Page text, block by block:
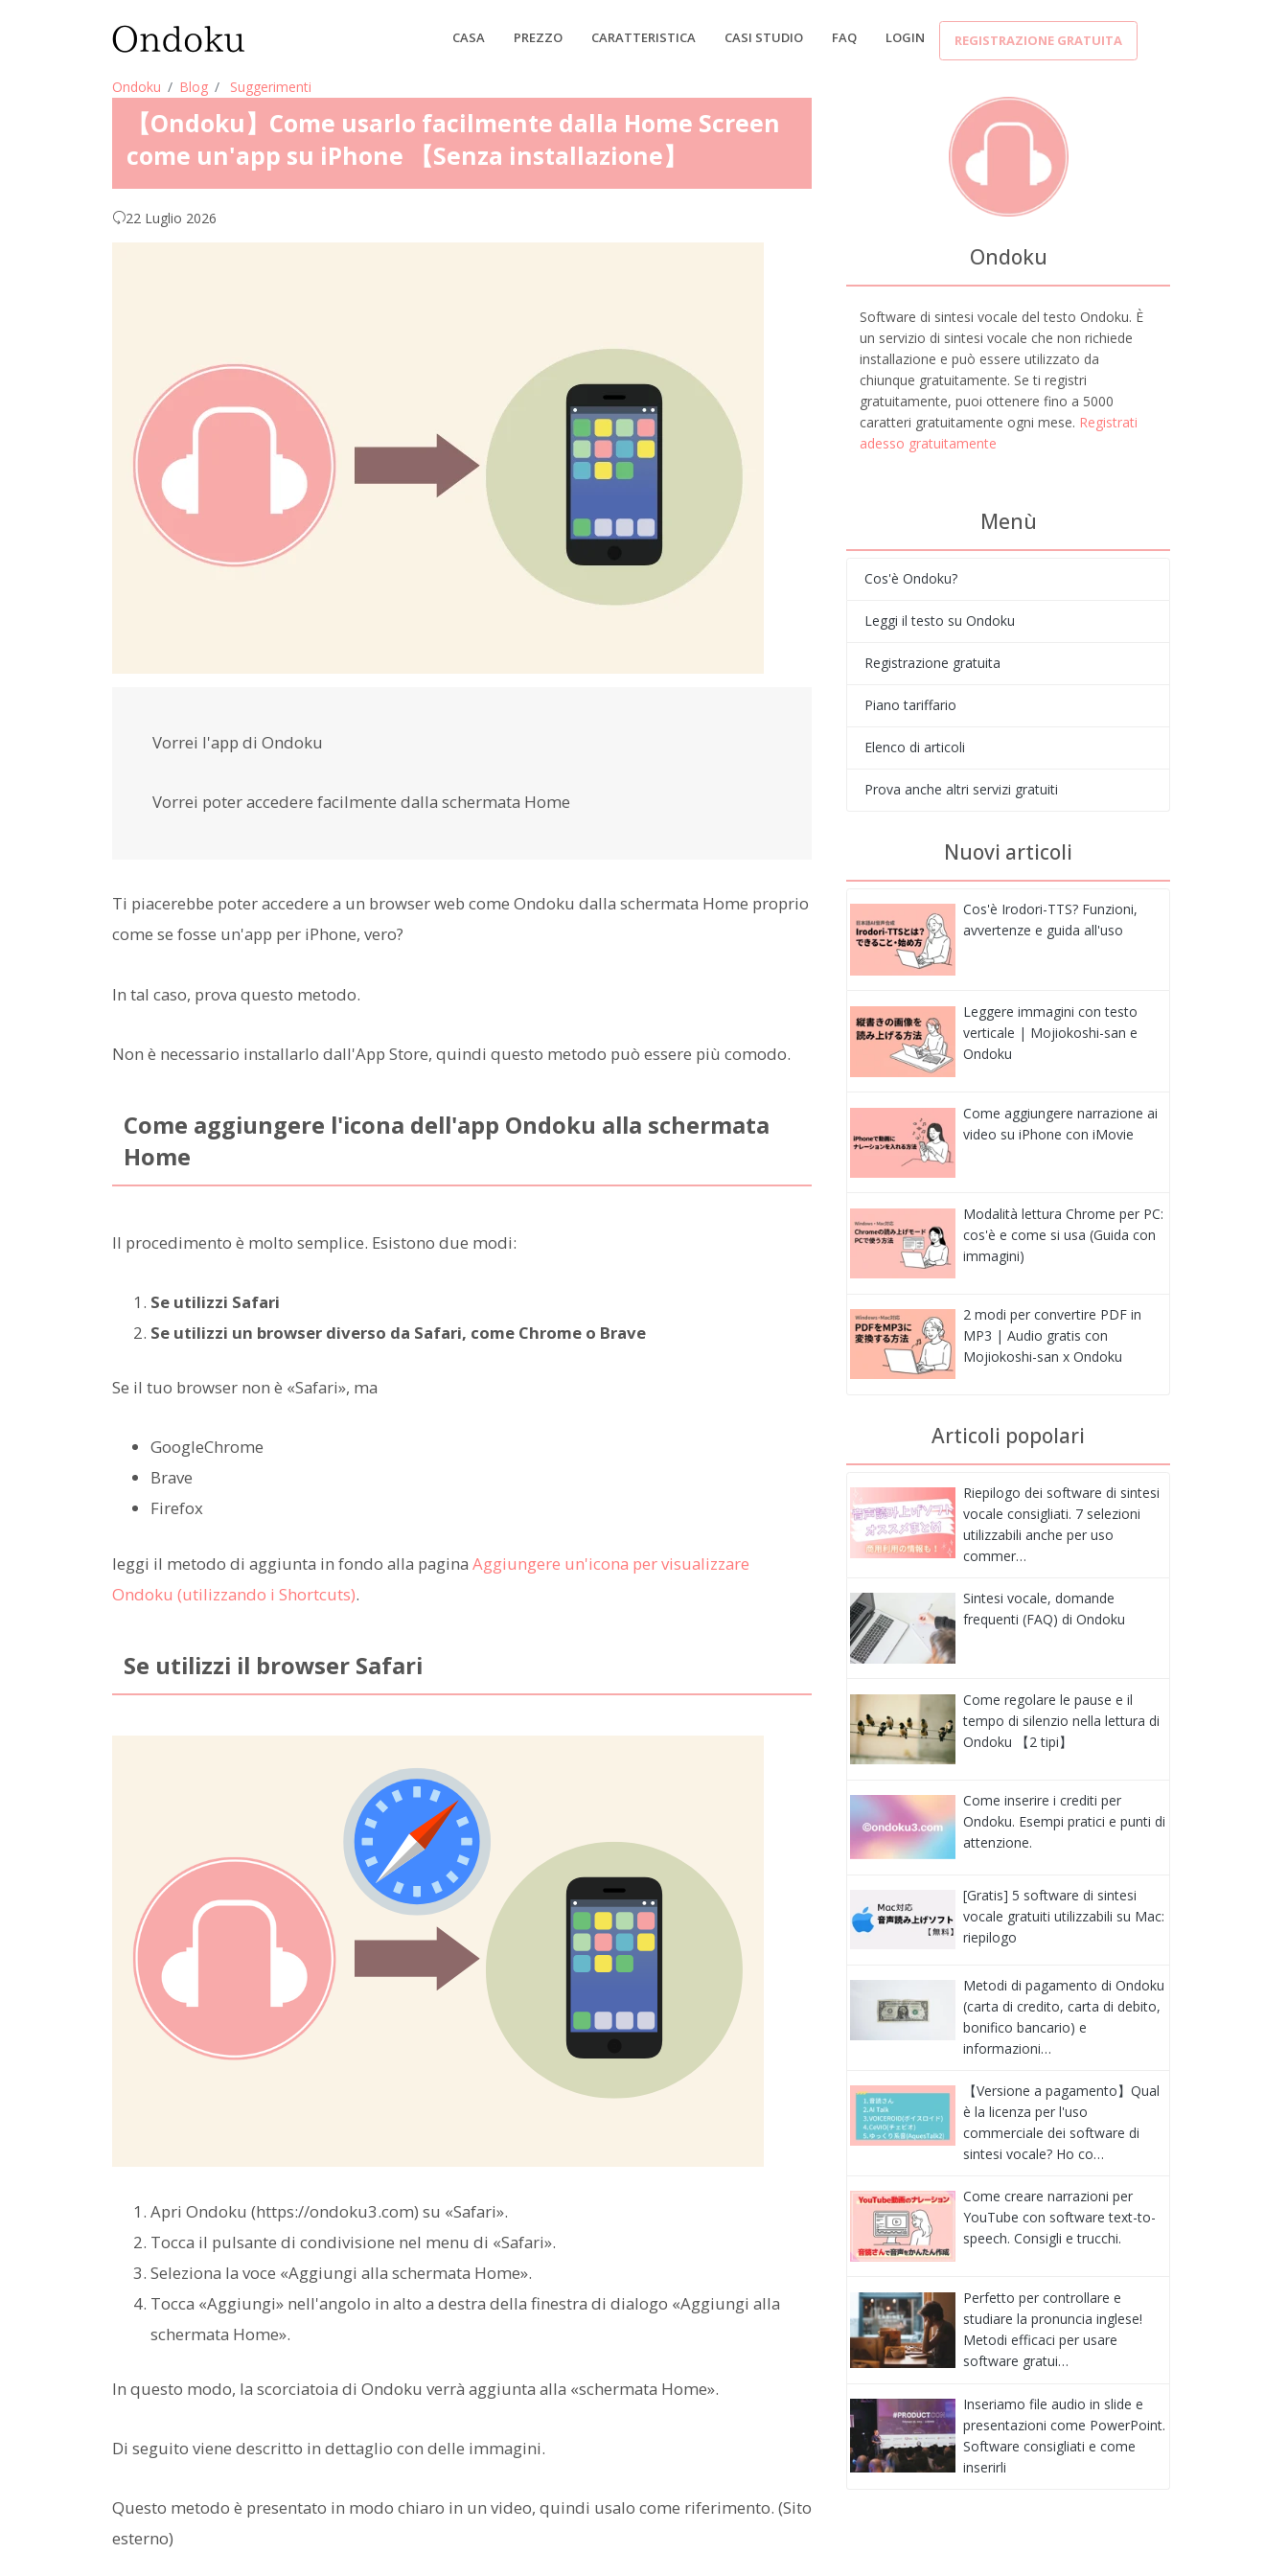
CASA PREZZO CARATTERISTICA CASI STUDIO FAQ LOGIN REGISTRAZIONE GRATUITA
Ondoku Blog Suggerimenti
【Ondoku】Come usarlo facilmente dalla Home Screen
come un'app su iPhone 【Senza installazione】
22 Luglio 2026
Vorrei l'app di Ondoku
Vorrei poter accedere facilmente dalla schermata Home
Ti piacerebbe poter accedere a un browser web come Ondoku dalla schermata Home proprio
come se fosse un'app per iPhone, vero?
In tal caso, prova questo metodo.
Non è necessario installarlo dall'App Store, quindi questo metodo può essere più comodo.
Come aggiungere l'icona dell'app Ondoku alla schermata
Home
Il procedimento è molto semplice. Esistono due modi:
Se utilizzi Safari
Se utilizzi un browser diverso da Safari, come Chrome o Brave
Se il tuo browser non è «Safari», ma
GoogleChrome
Brave
Firefox
leggi il metodo di aggiunta in fondo alla pagina Aggiungere un'icona per visualizzare
Ondoku (utilizzando i Shortcuts).
Se utilizzi il browser Safari
Apri Ondoku (https://ondoku3.com) su «Safari».
Tocca il pulsante di condivisione nel menu di «Safari».
Seleziona la voce «Aggiungi alla schermata Home».
Tocca «Aggiungi» nell'angolo in alto a destra della finestra di dialogo «Aggiungi alla
schermata Home».
In questo modo, la scorciatoia di Ondoku verrà aggiunta alla «schermata Home».
Di seguito viene descritto in dettaglio con delle immagini.
Questo metodo è presentato in modo chiaro in un video, quindi usalo come riferimento. (Sito
esterno)
Ondoku
Software di sintesi vocale del testo Ondoku. È
un servizio di sintesi vocale che non richiede
installazione e può essere utilizzato da
chiunque gratuitamente. Se ti registri
gratuitamente, puoi ottenere fino a 5000
caratteri gratuitamente ogni mese. Registrati
adesso gratuitamente
Menù
Cos'è Ondoku?
Leggi il testo su Ondoku
Registrazione gratuita
Piano tariffario
Elenco di articoli
Prova anche altri servizi gratuiti
Nuovi articoli
Cos'è Irodori-TTS? Funzioni,
avvertenze e guida all'uso
Leggere immagini con testo
verticale | Mojiokoshi-san e
Ondoku
Come aggiungere narrazione ai
video su iPhone con iMovie
Modalità lettura Chrome per PC:
cos'è e come si usa (Guida con
immagini)
2 modi per convertire PDF in
MP3 | Audio gratis con
Mojiokoshi-san x Ondoku
Articoli popolari
Riepilogo dei software di sintesi
vocale consigliati. 7 selezioni
utilizzabili anche per uso
commer…
Sintesi vocale, domande
frequenti (FAQ) di Ondoku
Come regolare le pause e il
tempo di silenzio nella lettura di
Ondoku 【2 tipi】
Come inserire i crediti per
Ondoku. Esempi pratici e punti di
attenzione.
[Gratis] 5 software di sintesi
vocale gratuiti utilizzabili su Mac:
riepilogo
Metodi di pagamento di Ondoku
(carta di credito, carta di debito,
bonifico bancario) e
informazioni…
【Versione a pagamento】Qual
è la licenza per l'uso
commerciale dei software di
sintesi vocale? Ho co…
Come creare narrazioni per
YouTube con software text-to-
speech. Consigli e trucchi.
Perfetto per controllare e
studiare la pronuncia inglese!
Metodi efficaci per usare
software gratui…
Inseriamo file audio in slide e
presentazioni come PowerPoint.
Software consigliati e come
inserirli